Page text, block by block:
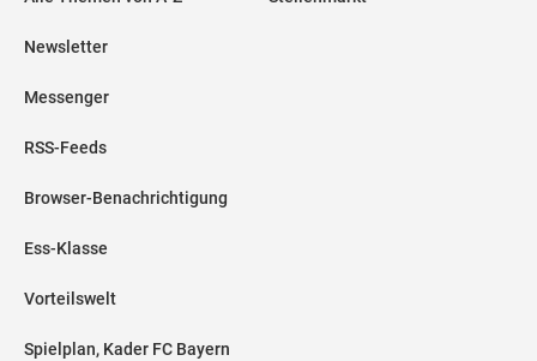
Newsletter
Messenger
RSS-Feeds
Browser-Benachrichtigung
Ess-Klasse
Vorteilswelt
Spielplan, Kader FC Bayern